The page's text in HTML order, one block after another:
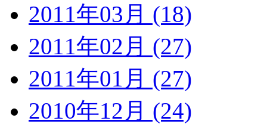
2011年03月 (18)
2011年02月 (27)
2011年01月 (27)
2010年12月 (24)